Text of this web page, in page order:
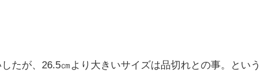
たが、26.5㎝より大きいサイズは品切れとの事。という